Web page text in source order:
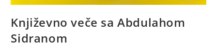
Književno veče sa Abdulahom
Sidranom